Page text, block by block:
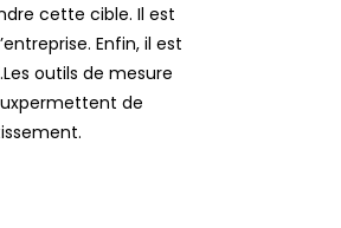
cette cible. Il est
Enfin, il est
outils de mesure
de